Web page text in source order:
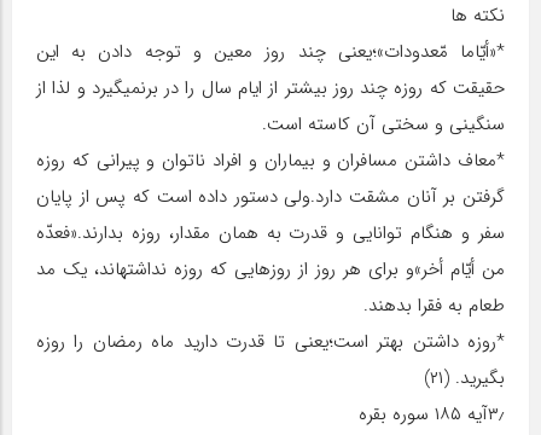
نکته‏ ها
*«أیّاما مّعدودات»؛یعنی چند روز معین و توجه دادن به این
حقیقت که روزه چند روز بیش‏تر از ایام سال را در برنمی‏گیرد و لذا از
سنگینی و سختی آن کاسته است.
*معاف داشتن مسافران و بیماران و افراد ناتوان و پیرانی که روزه
گرفتن بر آنان مشقت دارد.ولی دستور داده است که پس از پایان
سفر و هنگام توانایی و قدرت به همان مقدار، روزه بدارند.«فعدّه
من أیّام أخر»و برای هر روز از روزهایی که روزه نداشته‏اند، یک مد
طعام به فقرا بدهند.
*روزه داشتن بهتر است؛یعنی تا قدرت دارید ماه رمضان را روزه
بگیرید. (۲۱)
۳٫آیه ۱۸۵ سوره بقره